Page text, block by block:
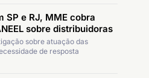
SP e RJ, MME cobra
sobre distribuidoras
sobre atuação das
de resposta